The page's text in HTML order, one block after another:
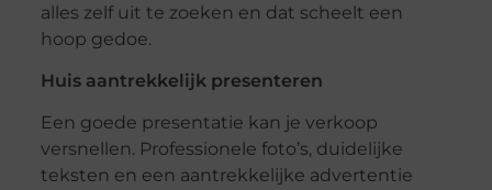
alles zelf uit te zoeken en dat scheelt een
hoop gedoe.
Huis aantrekkelijk presenteren
Een goede presentatie kan je verkoop
versnellen. Professionele foto’s, duidelijke
teksten en een aantrekkelijke advertentie